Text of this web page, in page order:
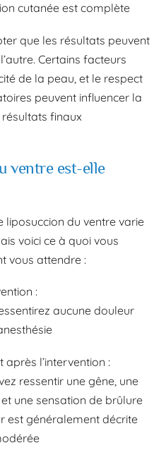
cutanée est complète
que les résultats peuvent
Certains facteurs
de la peau, et le respect
peuvent influencer la
finaux
ventre est-elle
liposuccion du ventre varie
voici ce à quoi vous
vous attendre :
:
aucune douleur
l’intervention :
ressentir une gêne, une
une sensation de brûlure
est généralement décrite